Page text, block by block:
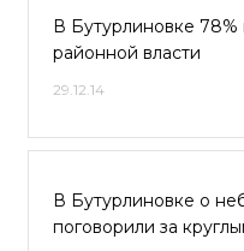
В Бутурлиновке
районной власти
29.12.14
В Бутурлиновке о
поговорили за